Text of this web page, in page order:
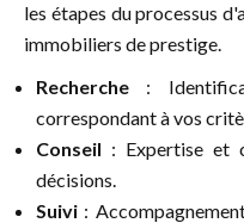
les étapes du processus
immobiliers de prestige.
Recherche :
correspondant à vos
Conseil : Expertise et
décisions.
Suivi :